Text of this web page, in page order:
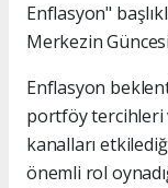
Enflasyon"
Merkezin
Enflasyon
portföy tercihleri
kanalları
önemli rol